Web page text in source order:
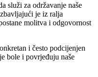
služi za održavanje naše
je iz ralja
molitva i odgovornost
i često podcijenjen
bole i povrjeđuju naše